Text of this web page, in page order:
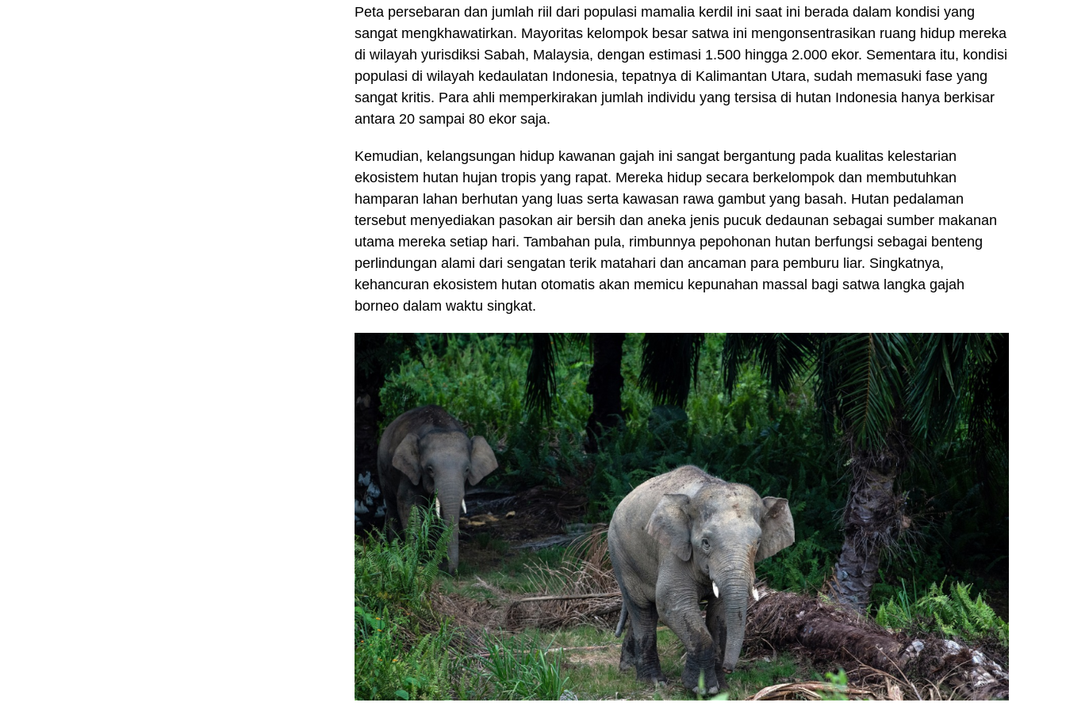
Peta persebaran dan jumlah riil dari populasi mamalia kerdil ini saat ini berada dalam kondisi yang
sangat mengkhawatirkan. Mayoritas kelompok besar satwa ini mengonsentrasikan ruang hidup mereka
di wilayah yurisdiksi Sabah, Malaysia, dengan estimasi 1.500 hingga 2.000 ekor. Sementara itu, kondisi
populasi di wilayah kedaulatan Indonesia, tepatnya di Kalimantan Utara, sudah memasuki fase yang
sangat kritis. Para ahli memperkirakan jumlah individu yang tersisa di hutan Indonesia hanya berkisar
antara 20 sampai 80 ekor saja.
Kemudian, kelangsungan hidup kawanan gajah ini sangat bergantung pada kualitas kelestarian
ekosistem hutan hujan tropis yang rapat. Mereka hidup secara berkelompok dan membutuhkan
hamparan lahan berhutan yang luas serta kawasan rawa gambut yang basah. Hutan pedalaman
tersebut menyediakan pasokan air bersih dan aneka jenis pucuk dedaunan sebagai sumber makanan
utama mereka setiap hari. Tambahan pula, rimbunnya pepohonan hutan berfungsi sebagai benteng
perlindungan alami dari sengatan terik matahari dan ancaman para pemburu liar. Singkatnya,
kehancuran ekosistem hutan otomatis akan memicu kepunahan massal bagi satwa langka gajah
borneo dalam waktu singkat.